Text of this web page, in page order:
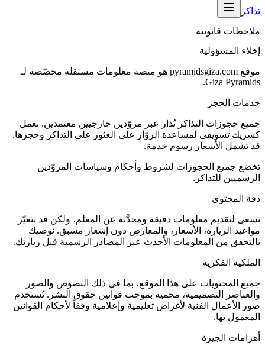
تذاكر
ملاحظات قانونية
إخلاء المسؤولية
موقع pyramidsgiza.com هو منصة معلومات مستقلة مخصّصة لـ
Giza Pyramids.
خدمات الحجز
جميع حجوزات التذاكر تُدار عبر مزوّدين خارجيين معتمدين. نعمل
كشريك تسويقي لمساعدة الزوّار على العثور على التذاكر وحجزها.
قد تشمل الأسعار رسوم خدمة.
تخضع جميع الحجوزات لشروط وأحكام وسياسات المزوّدين
الرسميين للتذاكر.
دقة المحتوى
نسعى لتقديم معلومات دقيقة ومحدَّثة عن المعلم، ولكن قد تتغيّر
مواعيد الزيارة، الأسعار، والمعارض دون إشعار مسبق. نوصيك
بالتحقق من المعلومات الأحدث عبر المصادر الرسمية قبل زيارتك.
الملكية الفكرية
جميع المحتويات على هذا الموقع، بما في ذلك النصوص والصور
والعناصر التصميمية، محمية بموجب قوانين حقوق النشر. تُستخدم
صور الأعمال الفنية لأغراض تعليمية وإعلامية وفقاً لأحكام القوانين
المعمول بها.
أهرامات الجيزة